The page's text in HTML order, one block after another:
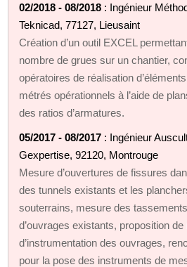
02/2018 - 08/2018 : Ingénieur
Teknicad, 77127, Lieusaint
Création d’un outil EXCEL
nombre de grues sur un chantier,
opératoires de réalisation
métrés opérationnels à l’aide de
des ratios d’armatures.
05/2017 - 08/2017 : Ingénieur
Gexpertise, 92120, Montrouge
Mesure d’ouvertures de fissures
des tunnels existants et les
souterrains, mesure des
d’ouvrages existants, proposition de
d’instrumentation des ouvrages,
pour la pose des instruments de